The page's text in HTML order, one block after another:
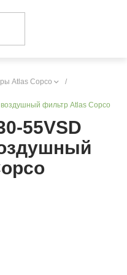
Atlas Copco
/
фильтр Atlas Copco
55VSD